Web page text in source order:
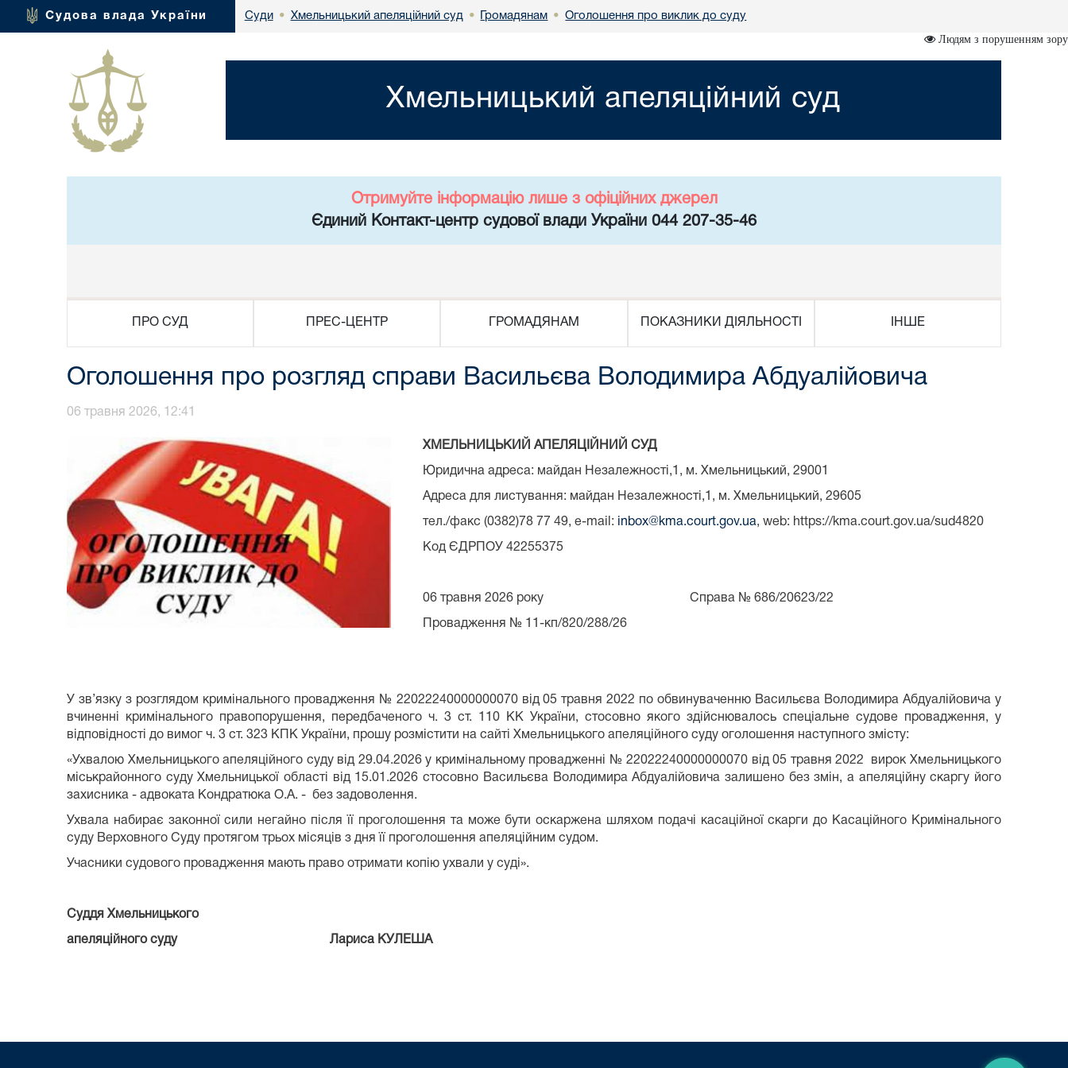
Судова влада України Суди • Хмельницький апеляційний суд • Громадянам • Оголошення про виклик до суду
Людям з порушенням зору
Хмельницький апеляційний суд
Отримуйте інформацію лише з офіційних джерел
Єдиний Контакт-центр судової влади України 044 207-35-46
ПРО СУД ПРЕС-ЦЕНТР ГРОМАДЯНАМ ПОКАЗНИКИ ДІЯЛЬНОСТІ ІНШЕ
Оголошення про розгляд справи Васильєва Володимира Абдуалійовича
06 травня 2026, 12:41
ХМЕЛЬНИЦЬКИЙ АПЕЛЯЦІЙНИЙ СУД
Юридична адреса: майдан Незалежності,1, м. Хмельницький, 29001
Адреса для листування: майдан Незалежності,1, м. Хмельницький, 29605
тел./факс (0382)78 77 49, e-mail: inbox@kma.court.gov.ua, web: https://kma.court.gov.ua/sud4820
Код ЄДРПОУ 42255375
06 травня 2026 року Справа № 686/20623/22
Провадження № 11-кп/820/288/26
У зв’язку з розглядом кримінального провадження № 22022240000000070 від 05 травня 2022 по обвинуваченню Васильєва Володимира Абдуалійовича у
вчиненні кримінального правопорушення, передбаченого ч. 3 ст. 110 КК України, стосовно якого здійснювалось спеціальне судове провадження, у
відповідності до вимог ч. 3 ст. 323 КПК України, прошу розмістити на сайті Хмельницького апеляційного суду оголошення наступного змісту:
«Ухвалою Хмельницького апеляційного суду від 29.04.2026 у кримінальному провадженні № 22022240000000070 від 05 травня 2022 вирок Хмельницького
міськрайонного суду Хмельницької області від 15.01.2026 стосовно Васильєва Володимира Абдуалійовича залишено без змін, а апеляційну скаргу його
захисника - адвоката Кондратюка О.А. - без задоволення.
Ухвала набирає законної сили негайно після її проголошення та може бути оскаржена шляхом подачі касаційної скарги до Касаційного Кримінального
суду Верховного Суду протягом трьох місяців з дня її проголошення апеляційним судом.
Учасники судового провадження мають право отримати копію ухвали у суді».
Суддя Хмельницького
апеляційного суду Лариса КУЛЕША